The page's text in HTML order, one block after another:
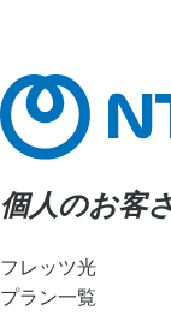
個人のお客
フレッツ光
プラン一覧